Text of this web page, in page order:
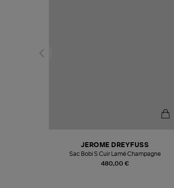
480,00 €
JEROME DREYFUSS
Sac Bobi S Cuir Lamé Champagne